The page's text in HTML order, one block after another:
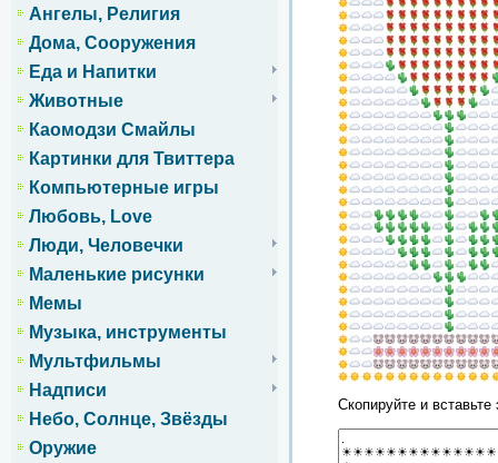
Ангелы, Религия
Дома, Сооружения
Еда и Напитки
Животные
Каомодзи Смайлы
Картинки для Твиттера
Компьютерные игры
Любовь, Love
Люди, Человечки
Маленькие рисунки
Мемы
Музыка, инструменты
Мультфильмы
Надписи
Небо, Солнце, Звёзды
Оружие
Скопируйте и